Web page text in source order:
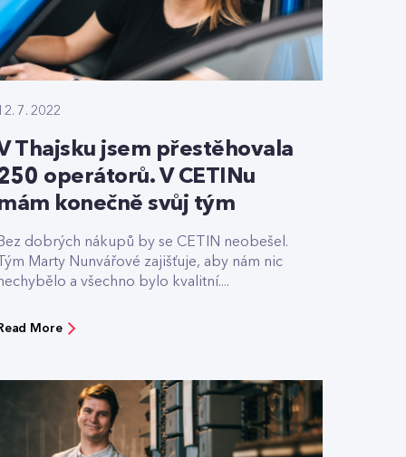
7. 2022
Thajsku jsem přestěhovala
operátorů. V CETINu
konečně svůj tým
Bez dobrých nákupů by se CETIN neobešel.
Tým Marty Nunvářové zajišťuje, aby nám nic
a všechno bylo kvalitní....
More